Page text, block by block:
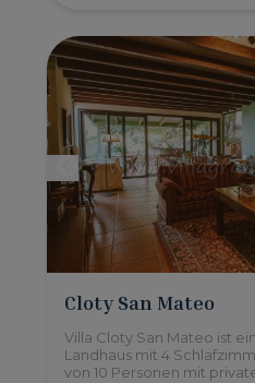
Cloty San Mateo
Villa Cloty San Mateo ist
Landhaus mit 4
von 10 Personen mit